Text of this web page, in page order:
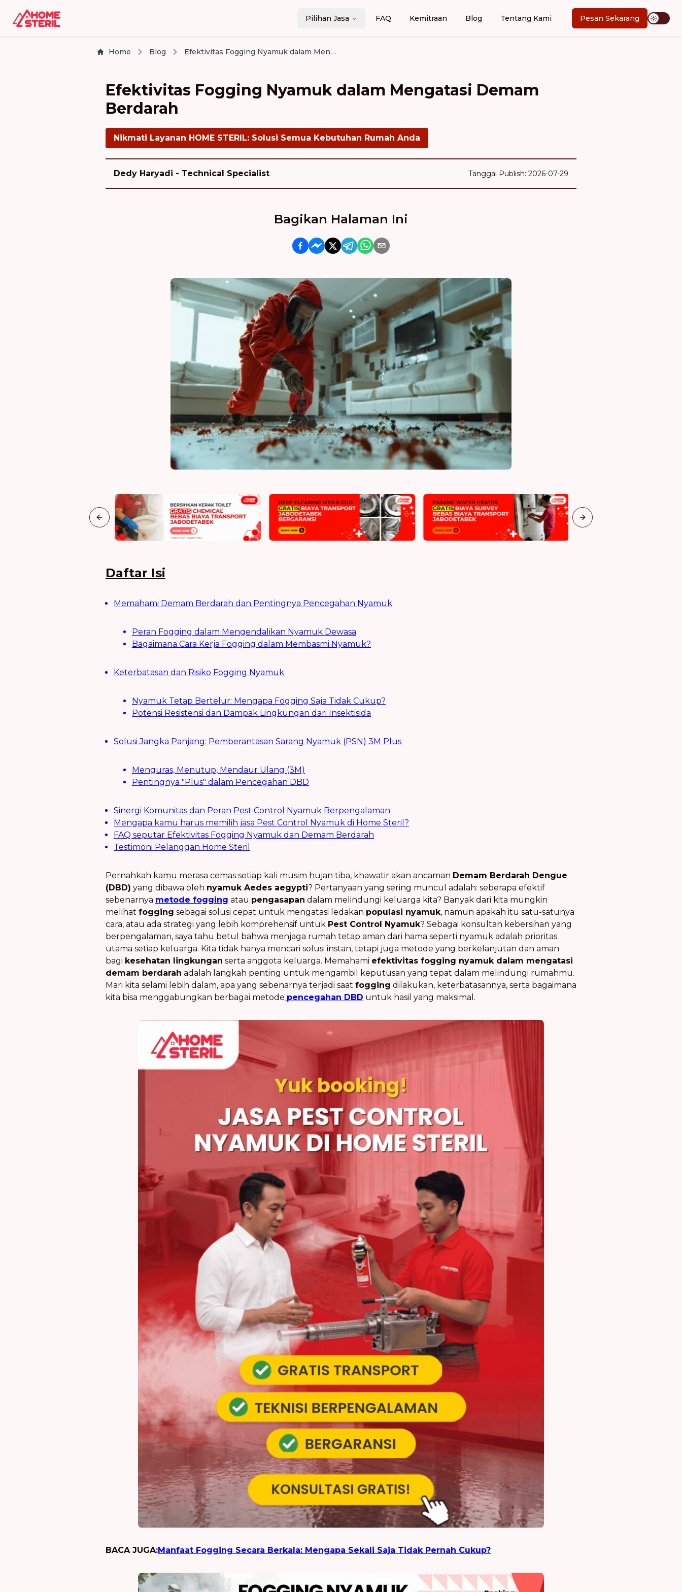
Pilihan Jasa FAQ Kemitraan Blog Tentang Kami Pesan Sekarang
Home Blog Efektivitas Fogging Nyamuk dalam Mengatasi Demam Berdarah
Efektivitas Fogging Nyamuk dalam Mengatasi Demam
Berdarah
Nikmati Layanan HOME STERIL: Solusi Semua Kebutuhan Rumah Anda
Dedy Haryadi - Technical Specialist Tanggal Publish: 2026-07-29
Bagikan Halaman Ini
Previous slide Next slide
Daftar Isi
Memahami Demam Berdarah dan Pentingnya Pencegahan Nyamuk
Peran Fogging dalam Mengendalikan Nyamuk Dewasa
Bagaimana Cara Kerja Fogging dalam Membasmi Nyamuk?
Keterbatasan dan Risiko Fogging Nyamuk
Nyamuk Tetap Bertelur: Mengapa Fogging Saja Tidak Cukup?
Potensi Resistensi dan Dampak Lingkungan dari Insektisida
Solusi Jangka Panjang: Pemberantasan Sarang Nyamuk (PSN) 3M Plus
Menguras, Menutup, Mendaur Ulang (3M)
Pentingnya "Plus" dalam Pencegahan DBD
Sinergi Komunitas dan Peran Pest Control Nyamuk Berpengalaman
Mengapa kamu harus memilih jasa Pest Control Nyamuk di Home Steril?
FAQ seputar Efektivitas Fogging Nyamuk dan Demam Berdarah
Testimoni Pelanggan Home Steril
Pernahkah kamu merasa cemas setiap kali musim hujan tiba, khawatir akan ancaman Demam Berdarah Dengue
(DBD) yang dibawa oleh nyamuk Aedes aegypti? Pertanyaan yang sering muncul adalah: seberapa efektif
sebenarnya metode fogging atau pengasapan dalam melindungi keluarga kita? Banyak dari kita mungkin
melihat fogging sebagai solusi cepat untuk mengatasi ledakan populasi nyamuk, namun apakah itu satu-satunya
cara, atau ada strategi yang lebih komprehensif untuk Pest Control Nyamuk? Sebagai konsultan kebersihan yang
berpengalaman, saya tahu betul bahwa menjaga rumah tetap aman dari hama seperti nyamuk adalah prioritas
utama setiap keluarga. Kita tidak hanya mencari solusi instan, tetapi juga metode yang berkelanjutan dan aman
bagi kesehatan lingkungan serta anggota keluarga. Memahami efektivitas fogging nyamuk dalam mengatasi
demam berdarah adalah langkah penting untuk mengambil keputusan yang tepat dalam melindungi rumahmu.
Mari kita selami lebih dalam, apa yang sebenarnya terjadi saat fogging dilakukan, keterbatasannya, serta bagaimana
kita bisa menggabungkan berbagai metode pencegahan DBD untuk hasil yang maksimal.
BACA JUGA:Manfaat Fogging Secara Berkala: Mengapa Sekali Saja Tidak Pernah Cukup?